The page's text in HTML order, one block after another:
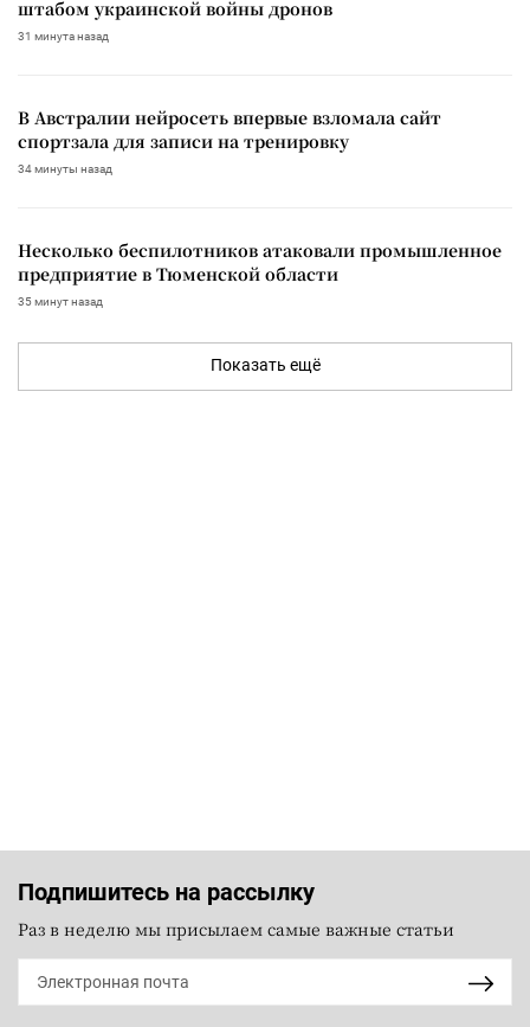
штабом украинской войны дронов
31 минута назад
В Австралии нейросеть впервые взломала сайт
спортзала для записи на тренировку
34 минуты назад
Несколько беспилотников атаковали промышленное
предприятие в Тюменской области
35 минут назад
Показать ещё
Подпишитесь на рассылку
Раз в неделю мы присылаем самые важные статьи